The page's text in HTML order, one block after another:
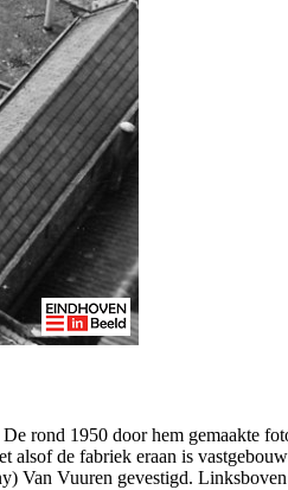
rond 1950 door hem gemaakte
de fabriek eraan is
Van Vuuren gevestigd.